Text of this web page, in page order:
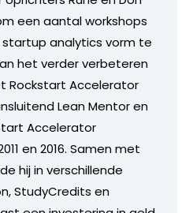
een aantal workshops
analytics vorm te
het verder verbeteren
Rockstart Accelerator
Lean Mentor en
Accelerator
en 2016. Samen met
hij in verschillende
StudyCredits en